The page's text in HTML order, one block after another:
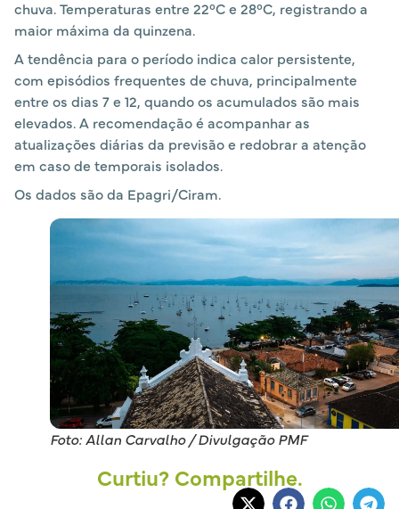
chuva. Temperaturas entre 22°C e 28°C, registrando a
maior máxima da quinzena.
A tendência para o período indica calor persistente,
com episódios frequentes de chuva, principalmente
entre os dias 7 e 12, quando os acumulados são mais
elevados. A recomendação é acompanhar as
atualizações diárias da previsão e redobrar a atenção
em caso de temporais isolados.
Os dados são da Epagri/Ciram.
Foto: Allan Carvalho / Divulgação PMF
Curtiu? Compartilhe.